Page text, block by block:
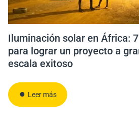
Iluminación solar en África:
para lograr un proyecto a
escala exitoso
Leer más